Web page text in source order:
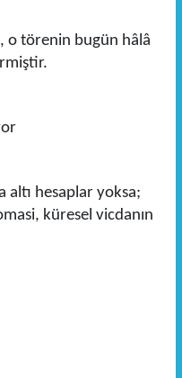
o törenin bugün hâlâ
altı hesaplar yoksa;
küresel vicdanın